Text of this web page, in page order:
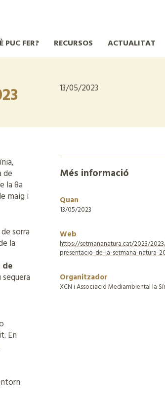
PUC FER? RECURSOS ACTUALITAT
13/05/2023
de
la 8a
maig i
sorra
la
En
Més informació
Quan
13/05/2023
Web
https://setmananatura.cat/2023/
presentacio-de-la-setmana-natura-
Organitzador
XCN i Associació Mediambiental la